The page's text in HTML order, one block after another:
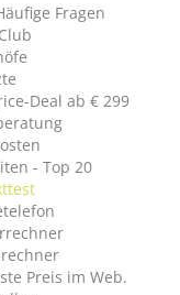
Fragen
Deal ab € 299
- Top 20
Preis im Web.